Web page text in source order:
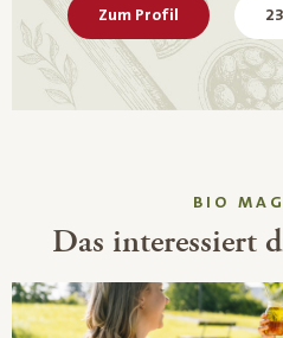
Zum Profil
BIO
Das interessiert